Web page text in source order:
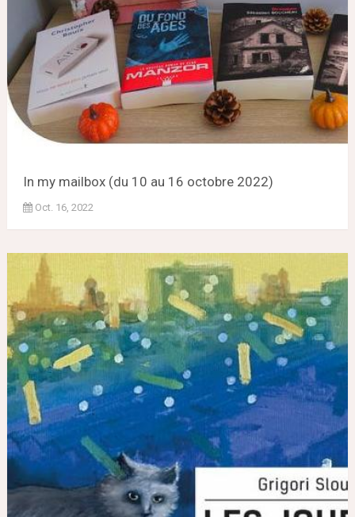
In my mailbox (du 10 au 16 octobre 2022)
Oct. 16, 2022